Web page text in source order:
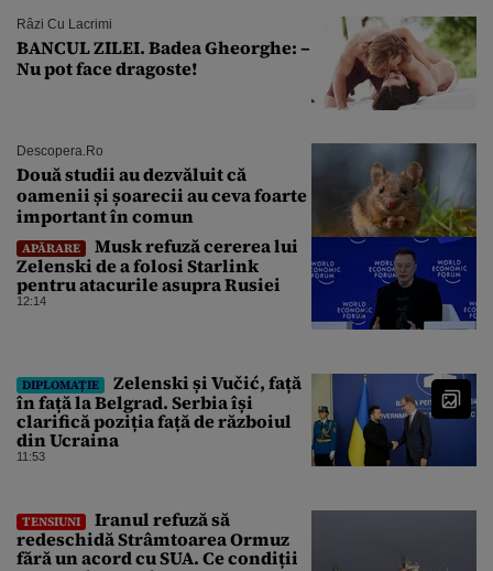
Râzi Cu Lacrimi
BANCUL ZILEI. Badea Gheorghe: –
Nu pot face dragoste!
Descopera.ro
Două studii au dezvăluit că
oamenii și șoarecii au ceva foarte
important în comun
APĂRARE
Musk refuză cererea lui
Zelenski de a folosi Starlink
pentru atacurile asupra Rusiei
12:14
DIPLOMAȚIE
Zelenski și Vučić, față
în față la Belgrad. Serbia își
clarifică poziția față de războiul
din Ucraina
11:53
TENSIUNI
Iranul refuză să
redeschidă Strâmtoarea Ormuz
fără un acord cu SUA. Ce condiții